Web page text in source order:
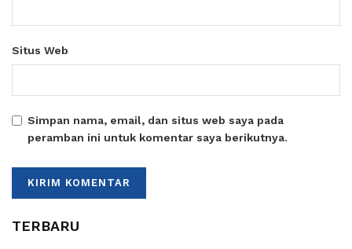
Situs Web
Simpan nama, email, dan situs web saya pada
peramban ini untuk komentar saya berikutnya.
TERBARU